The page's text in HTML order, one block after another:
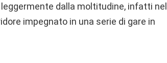
dalla moltitudine, infatti nel
impegnato in una serie di gare in